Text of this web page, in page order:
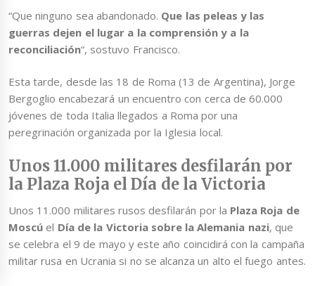
“Que ninguno sea abandonado. Que las peleas y las
guerras dejen el lugar a la comprensión y a la
reconciliación“, sostuvo Francisco.
Esta tarde, desde las 18 de Roma (13 de Argentina), Jorge
Bergoglio encabezará un encuentro con cerca de 60.000
jóvenes de toda Italia llegados a Roma por una
peregrinación organizada por la Iglesia local.
Unos 11.000 militares desfilarán por
la Plaza Roja el Día de la Victoria
Unos 11.000 militares rusos desfilarán por la Plaza Roja de
Moscú el Día de la Victoria sobre la Alemania nazi, que
se celebra el 9 de mayo y este año coincidirá con la campaña
militar rusa en Ucrania si no se alcanza un alto el fuego antes.